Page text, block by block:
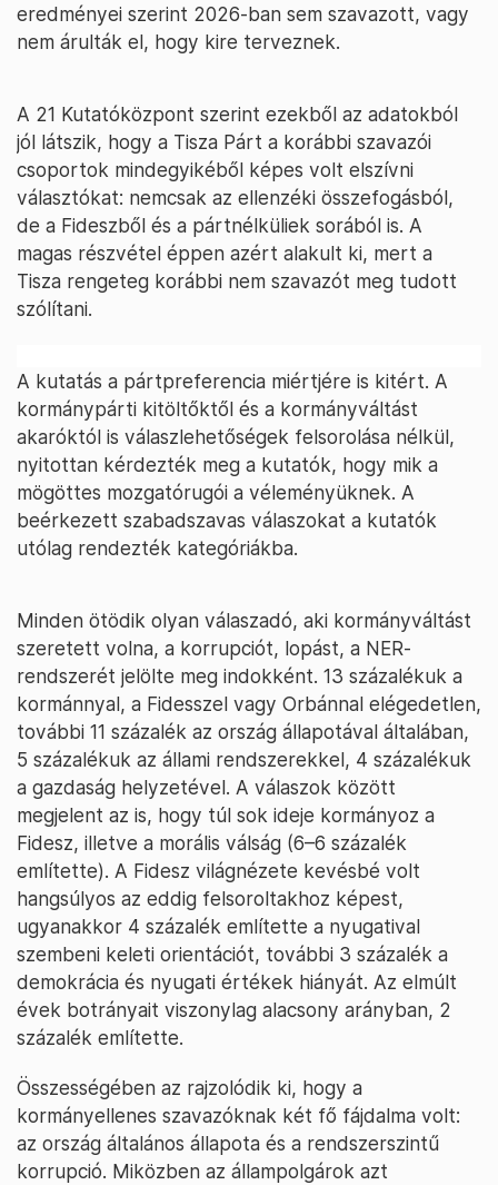
eredményei szerint 2026-ban sem szavazott, vagy
nem árulták el, hogy kire terveznek.
A 21 Kutatóközpont szerint ezekből az adatokból
jól látszik, hogy a Tisza Párt a korábbi szavazói
csoportok mindegyikéből képes volt elszívni
választókat: nemcsak az ellenzéki összefogásból,
de a Fideszből és a pártnélküliek sorából is. A
magas részvétel éppen azért alakult ki, mert a
Tisza rengeteg korábbi nem szavazót meg tudott
szólítani.
A kutatás a pártpreferencia miértjére is kitért. A
kormánypárti kitöltőktől és a kormányváltást
akaróktól is válaszlehetőségek felsorolása nélkül,
nyitottan kérdezték meg a kutatók, hogy mik a
mögöttes mozgatórugói a véleményüknek. A
beérkezett szabadszavas válaszokat a kutatók
utólag rendezték kategóriákba.
Minden ötödik olyan válaszadó, aki kormányváltást
szeretett volna, a korrupciót, lopást, a NER-
rendszerét jelölte meg indokként. 13 százalékuk a
kormánnyal, a Fidesszel vagy Orbánnal elégedetlen,
további 11 százalék az ország állapotával általában,
5 százalékuk az állami rendszerekkel, 4 százalékuk
a gazdaság helyzetével. A válaszok között
megjelent az is, hogy túl sok ideje kormányoz a
Fidesz, illetve a morális válság (6–6 százalék
említette). A Fidesz világnézete kevésbé volt
hangsúlyos az eddig felsoroltakhoz képest,
ugyanakkor 4 százalék említette a nyugatival
szembeni keleti orientációt, további 3 százalék a
demokrácia és nyugati értékek hiányát. Az elmúlt
évek botrányait viszonylag alacsony arányban, 2
százalék említette.
Összességében az rajzolódik ki, hogy a
kormányellenes szavazóknak két fő fájdalma volt:
az ország általános állapota és a rendszerszintű
korrupció. Miközben az állampolgárok azt